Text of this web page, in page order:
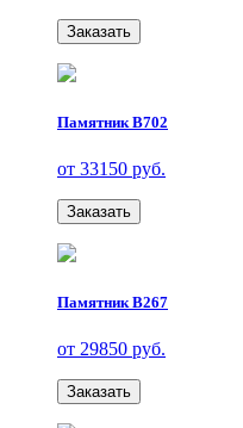
Заказать
Памятник В702
от 33150 руб.
Заказать
Памятник В267
от 29850 руб.
Заказать